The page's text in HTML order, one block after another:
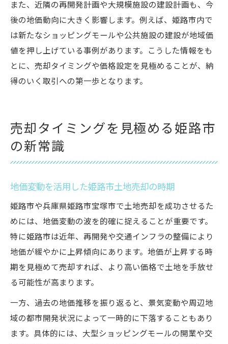
また、近隣の再開発計画や大規模施設の建設計画も、今
後の地価動向に大きく影響します。例えば、姫路市内で
は新たなショッピングモールや公共施設の建設が地域価
値を押し上げている事例があります。こうした情報をも
とに、売却タイミングや価格設定を見極めることが、納
得のいく取引への第一歩となります。
売却タイミングを見極める姫路市
の新常識
地価変動を活用した姫路市土地売却の時期
姫路市や兵庫県姫路市宝塚市で土地売却を成功させるた
めには、地価変動の波を的確に捉えることが重要です。
特に姫路市は近年、再開発や交通インフラの整備により
地価が緩やかに上昇傾向にあります。地価が上昇する時
期を見極めて売却すれば、より高い価格で土地を手放せ
る可能性が高まります。
一方、過去の地価推移を振り返ると、景気変動や周辺地
域の都市開発状況によって一時的に下落することもあり
ます。具体的には、大型ショッピングモールの開業や交